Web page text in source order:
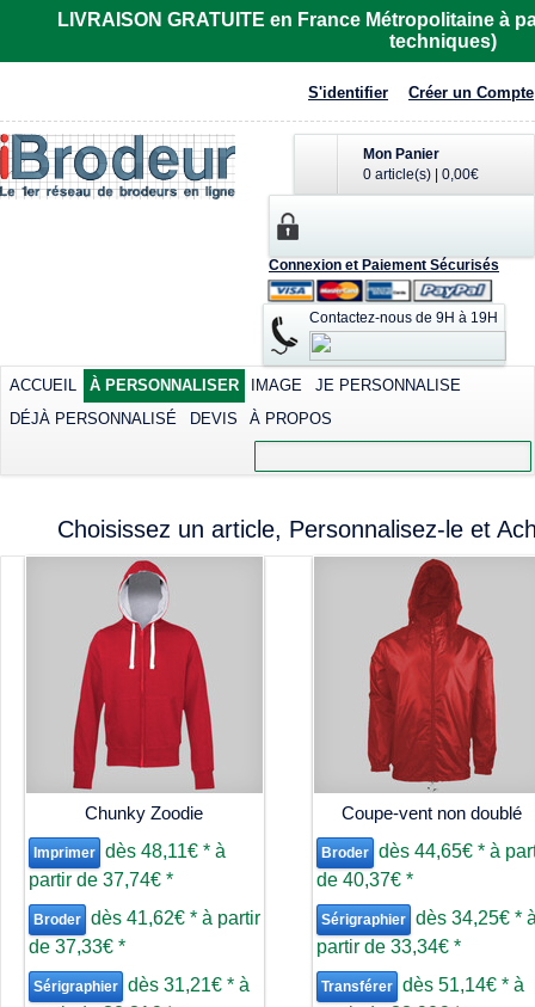
LIVRAISON GRATUITE en France Métropolitaine à
techniques)
S'identifier Créer un Compte
Mon Panier
0 article(s)
0,00€
Connexion et Paiement Sécurisés
Contactez-nous de 9H à 19H
ACCUEIL À PERSONNALISER IMAGE
JE PERSONNALISE
DÉJÀ PERSONNALISÉ
DEVIS À PROPOS
Choisissez un article, Personnalisez-le et
Chunky Zoodie
Imprimer dès 48,11€ * à
partir de 37,74€ *
Broder dès 41,62€ * à partir
de 37,33€ *
Sérigraphier dès 31,21€ * à
Coupe-vent non doublé
Broder dès 44,65€ * à
de 40,37€ *
Sérigraphier dès 34,25€ *
partir de 33,34€ *
Transférer dès 51,14€ * à